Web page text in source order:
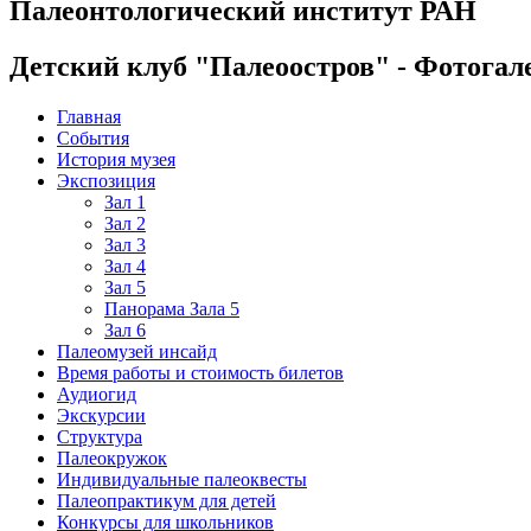
Палеонтологический институт РАН
Детский клуб "Палеоостров" -
Главная
События
История музея
Экспозиция
Зал 1
Зал 2
Зал 3
Зал 4
Зал 5
Панорама Зала 5
Зал 6
Палеомузей инсайд
Время работы и стоимость билетов
Аудиогид
Экскурсии
Структура
Палеокружок
Индивидуальные палеоквесты
Палеопрактикум для детей
Конкурсы для школьников